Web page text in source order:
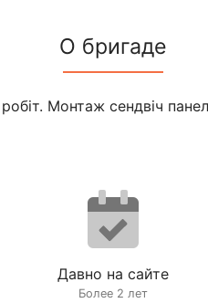
О бригаде
Монтаж сендвіч
Давно на сайте
Более 2 лет